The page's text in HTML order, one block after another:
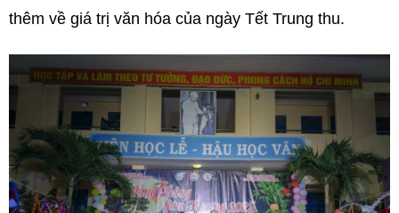
thêm về giá trị văn hóa của ngày Tết Trung thu.